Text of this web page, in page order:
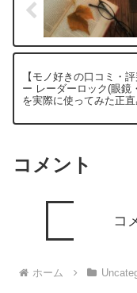
【モノ好きの口コミ・
ー レーダーロック(眼鏡
を実際に使ってみた正直
コメント
コ
ホーム